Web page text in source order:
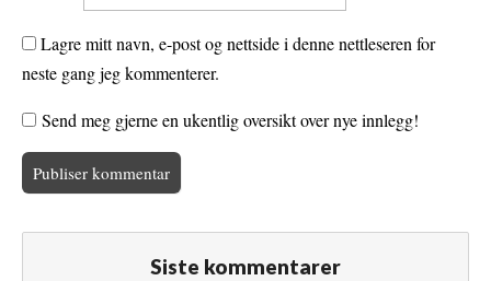
Lagre mitt navn, e-post og nettside i denne nettleseren for
neste gang jeg kommenterer.
Send meg gjerne en ukentlig oversikt over nye innlegg!
Siste kommentarer